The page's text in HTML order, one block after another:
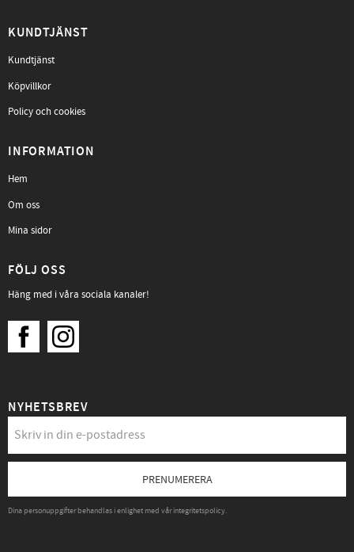
KUNDTJÄNST
Kundtjänst
Köpvillkor
Policy och cookies
INFORMATION
Hem
Om oss
Mina sidor
FÖLJ OSS
Häng med i våra sociala kanaler!
NYHETSBREV
PRENUMERERA
Dina personuppgifter behandlas i enlighet med vårintegritetspolicy.